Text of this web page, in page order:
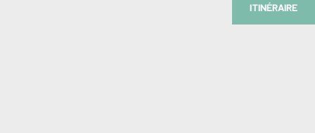
ITINÉRAIRE